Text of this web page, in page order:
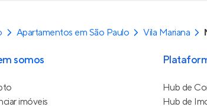
Apartamentos em São Paulo Vila Mariana
somos
imóveis
Hub de
Hub de